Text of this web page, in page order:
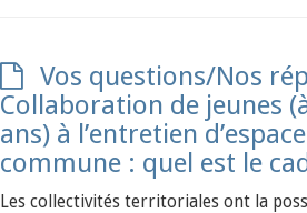
Vos questions/Nos
Collaboration de jeunes
ans) à l’entretien
commune : quel est le
Les collectivités territoriales ont la